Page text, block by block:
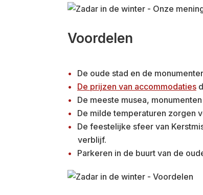
Voordelen
De oude stad en de
De prijzen van accommodaties
De meeste musea,
De milde temperaturen zorgen
De feestelijke sfeer van
verblijf.
Parkeren in de buurt van de